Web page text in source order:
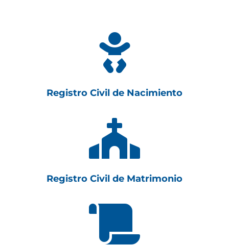

Registro Civil de Nacimiento

Registro Civil de Matrimonio
